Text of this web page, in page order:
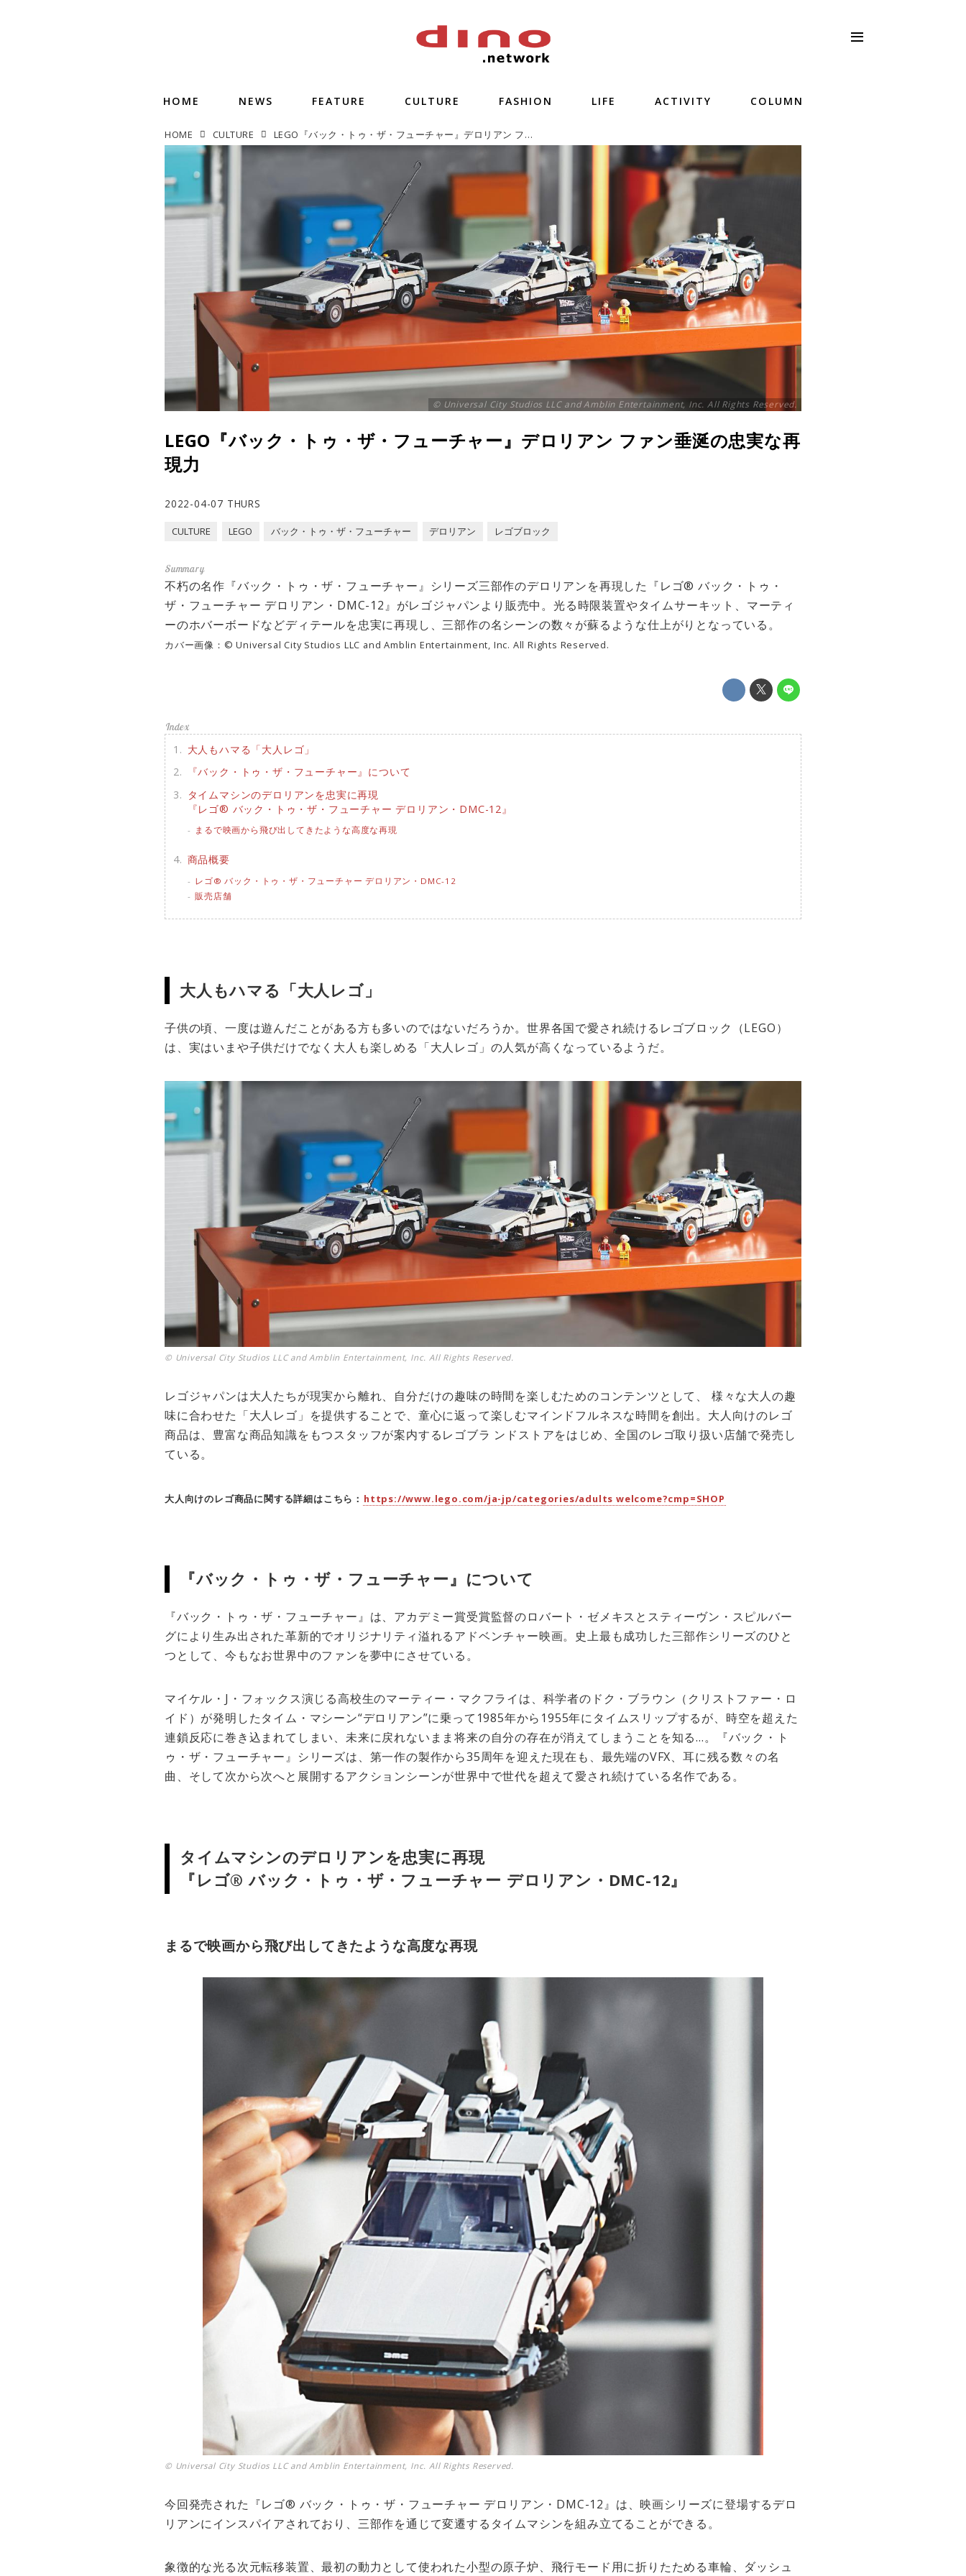
HOME NEWS FEATURE CULTURE FASHION LIFE ACTIVITY COLUMN
HOME CULTURE LEGO『バック・トゥ・ザ・フューチャー』デロリアン ファン垂涎の忠実な再現力
© Universal City Studios LLC and Amblin Entertainment, Inc. All Rights Reserved.
LEGO『バック・トゥ・ザ・フューチャー』デロリアン ファン垂涎の忠実な再
現力
2022-04-07 THURS
CULTURE LEGO バック・トゥ・ザ・フューチャー デロリアン レゴブロック
不朽の名作『バック・トゥ・ザ・フューチャー』シリーズ三部作のデロリアンを再現した『レゴ® バック・トゥ・
ザ・フューチャー デロリアン・DMC-12』がレゴジャパンより販売中。光る時限装置やタイムサーキット、マーティ
ーのホバーボードなどディテールを忠実に再現し、三部作の名シーンの数々が蘇るような仕上がりとなっている。
カバー画像：© Universal City Studios LLC and Amblin Entertainment, Inc. All Rights Reserved.
大人もハマる「大人レゴ」
『バック・トゥ・ザ・フューチャー』について
タイムマシンのデロリアンを忠実に再現
『レゴ® バック・トゥ・ザ・フューチャー デロリアン・DMC-12』
まるで映画から飛び出してきたような高度な再現
商品概要
レゴ® バック・トゥ・ザ・フューチャー デロリアン・DMC-12
販売店舗
大人もハマる「大人レゴ」
子供の頃、一度は遊んだことがある方も多いのではないだろうか。世界各国で愛され続けるレゴブロック（LEGO）
は、実はいまや子供だけでなく大人も楽しめる「大人レゴ」の人気が高くなっているようだ。
© Universal City Studios LLC and Amblin Entertainment, Inc. All Rights Reserved.
レゴジャパンは大人たちが現実から離れ、自分だけの趣味の時間を楽しむためのコンテンツとして、 様々な大人の趣
味に合わせた「大人レゴ」を提供することで、童心に返って楽しむマインドフルネスな時間を創出。大人向けのレゴ
商品は、豊富な商品知識をもつスタッフが案内するレゴブラ ンドストアをはじめ、全国のレゴ取り扱い店舗で発売し
ている。
大人向けのレゴ商品に関する詳細はこちら： https://www.lego.com/ja-jp/categories/adults welcome?cmp=SHOP
『バック・トゥ・ザ・フューチャー』について
『バック・トゥ・ザ・フューチャー』は、アカデミー賞受賞監督のロバート・ゼメキスとスティーヴン・スピルバー
グにより生み出された革新的でオリジナリティ溢れるアドベンチャー映画。史上最も成功した三部作シリーズのひと
つとして、今もなお世界中のファンを夢中にさせている。
マイケル・J・フォックス演じる高校生のマーティー・マクフライは、科学者のドク・ブラウン（クリストファー・ロ
イド）が発明したタイム・マシーン“デロリアン”に乗って1985年から1955年にタイムスリップするが、時空を超えた
連鎖反応に巻き込まれてしまい、未来に戻れないまま将来の自分の存在が消えてしまうことを知る…。『バック・ト
ゥ・ザ・フューチャー』シリーズは、第一作の製作から35周年を迎えた現在も、最先端のVFX、耳に残る数々の名
曲、そして次から次へと展開するアクションシーンが世界中で世代を超えて愛され続けている名作である。
タイムマシンのデロリアンを忠実に再現
『レゴ® バック・トゥ・ザ・フューチャー デロリアン・DMC-12』
まるで映画から飛び出してきたような高度な再現
© Universal City Studios LLC and Amblin Entertainment, Inc. All Rights Reserved.
今回発売された『レゴ® バック・トゥ・ザ・フューチャー デロリアン・DMC-12』は、映画シリーズに登場するデロ
リアンにインスパイアされており、三部作を通じて変遷するタイムマシンを組み立てることができる。
象徴的な光る次元転移装置、最初の動力として使われた小型の原子炉、飛行モード用に折りたためる車輪、ダッシュ